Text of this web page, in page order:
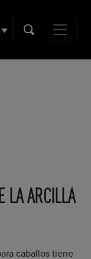
Main
LA ARCILLA
caballos tiene